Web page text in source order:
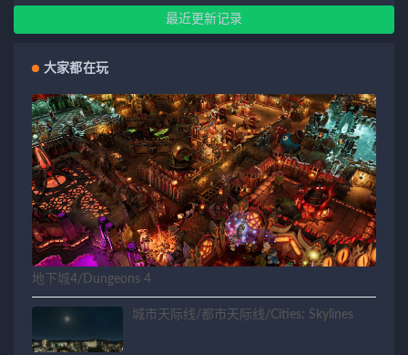
最近更新记录
大家都在玩
地下城4/Dungeons 4
城市天际线/都市天际线/Cities: Skylines